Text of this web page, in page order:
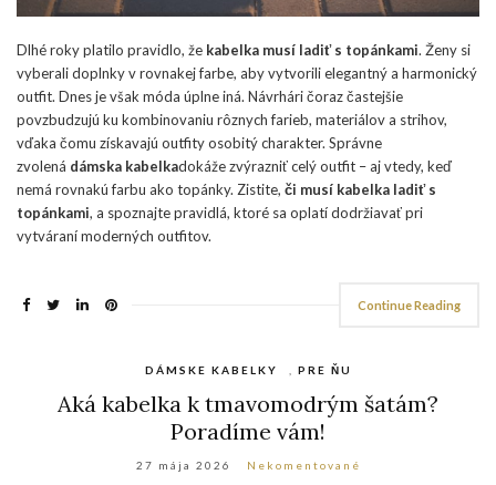
Dlhé roky platilo pravidlo, že kabelka musí ladiť s topánkami. Ženy si
vyberali doplnky v rovnakej farbe, aby vytvorili elegantný a harmonický
outfit. Dnes je však móda úplne iná. Návrhári čoraz častejšie
povzbudzujú ku kombinovaniu rôznych farieb, materiálov a strihov,
vďaka čomu získavajú outfity osobitý charakter. Správne
zvolená dámska kabelkadokáže zvýrazniť celý outfit – aj vtedy, keď
nemá rovnakú farbu ako topánky. Zistite, či musí kabelka ladiť s
topánkami, a spoznajte pravidlá, ktoré sa oplatí dodržiavať pri
vytváraní moderných outfitov.
Continue Reading
DÁMSKE KABELKY PRE ŇU
Aká kabelka k tmavomodrým šatám?
Poradíme vám!
27 mája 2026 Nekomentované